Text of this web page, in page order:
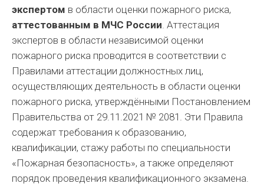
экспертом в области оценки пожарного риска,
аттестованным в МЧС России. Аттестация
экспертов в области независимой оценки
пожарного риска проводится в соответствии с
Правилами аттестации должностных лиц,
осуществляющих деятельность в области оценки
пожарного риска, утверждёнными Постановлением
Правительства от 29.11.2021 № 2081. Эти Правила
содержат требования к образованию,
квалификации, стажу работы по специальности
«Пожарная безопасность», а также определяют
порядок проведения квалификационного экзамена.